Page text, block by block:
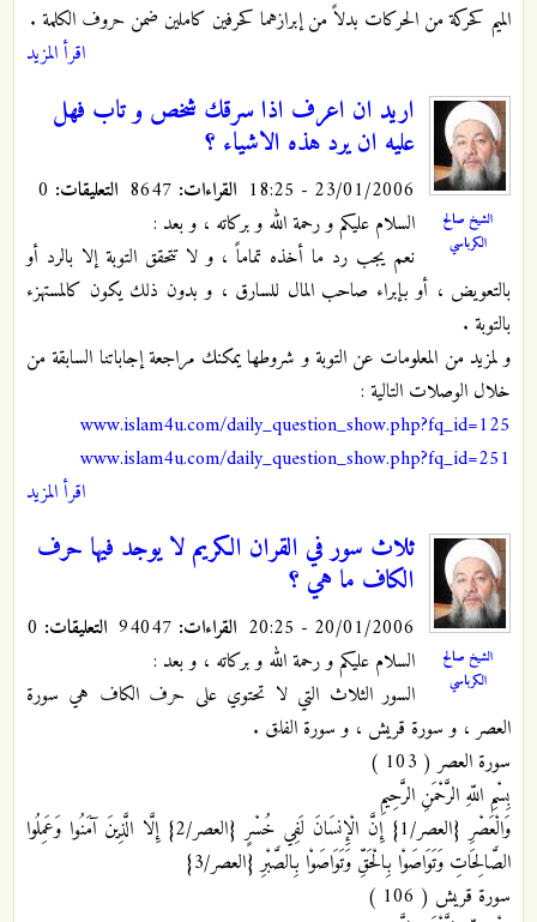
الميم كحركة من الحركات بدلاً من إبرازهما كحرفين كاملين ضمن حروف الكلمة .
اقرأ المزيد
الشيخ صالح
الكرباسي
اريد ان اعرف اذا سرقك شخص و تاب فهل
عليه ان يرد هذه الاشياء ؟
23/01/2006 - 18:25 القراءات: التعليقات:
السلام عليكم و رحمة الله و بركاته ، و بعد :
نعم يجب رد ما أخذه تماماً ، و لا تتحقق التوبة إلا بالرد أو
بالتعويض ، أو بإبراء صاحب المال للسارق ، و بدون ذلك يكون كالمستهزء
بالتوبة .
و لمزيد من المعلومات عن التوبة و شروطها يمكنك مراجعة إجاباتنا السابقة من
خلال الوصلات التالية :
www.islam4u.com/daily_question_show.php?fq_id=125
www.islam4u.com/daily_question_show.php?fq_id=251
اقرأ المزيد
الشيخ صالح
الكرباسي
ثلاث سور في القران الكريم لا يوجد فيها حرف
الكاف ما هي ؟
20/01/2006 - 20:25 القراءات: التعليقات:
السلام عليكم و رحمة الله و بركاته ، و بعد :
السور الثلاث التي لا تحتوي على حرف الكاف هي سورة
العصر ، و سورة قريش ، و سورة الفلق .
سورة العصر ( 103 )
بِسْمِ اللّهِ الرَّحْمَنِ الرَّحِيمِ
وَالْعَصْرِ {العصر/1} إِنَّ الْإِنسَانَ لَفِي خُسْرٍ {العصر/2} إِلَّا الَّذِينَ آمَنُوا وَعَمِلُوا
الصَّالِحَاتِ وَتَوَاصَوْا بِالْحَقِّ وَتَوَاصَوْا بِالصَّبْرِ {العصر/3}
سورة قريش ( 106 )